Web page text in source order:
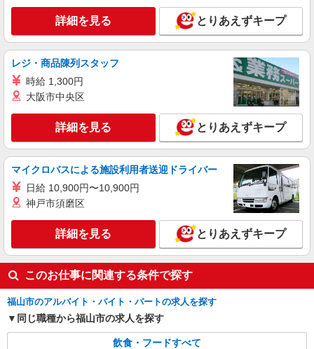
詳細を見る とりあえずキープ
レジ・商品陳列スタッフ
時給 1,300円
大阪市中央区
詳細を見る とりあえずキープ
マイクロバスによる施設利用者送迎ドライバー
日給 10,900円〜10,900円
神戸市須磨区
詳細を見る とりあえずキープ
このお仕事に関連する条件で探す
福山市のアルバイト・バイト・パートの求人を探す
同じ職種から福山市の求人を探す
飲食・フードすべて